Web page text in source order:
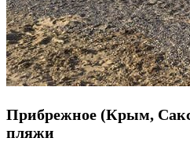
Прибрежное (Крым,
пляжи